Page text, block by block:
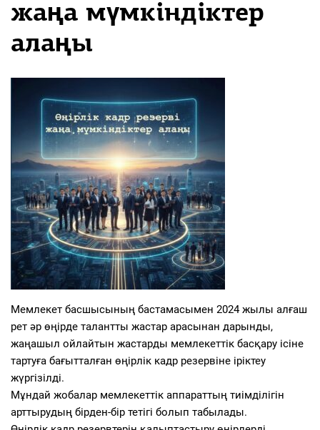
жаңа мүмкіндіктер
алаңы
Мемлекет басшысының бастамасымен 2024 жылы алғаш
рет әр өңірде талантты жастар арасынан дарынды,
жаңашыл ойлайтын жастарды мемлекеттік басқару ісіне
тартуға бағытталған өңірлік кадр резервіне іріктеу
жүргізілді.
Мұндай жобалар мемлекеттік аппараттың тиімділігін
арттырудың бірден-бір тетігі болып табылады.